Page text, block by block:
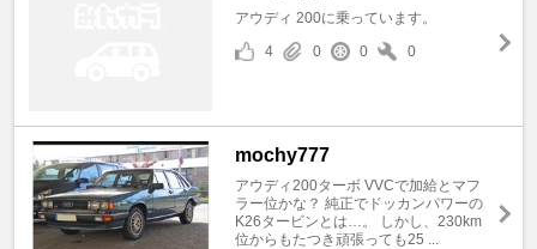
アウディ 200に乗っています。
4
0 0 0
mochy777
アウディ200ターボ VVCで加給とマフ
ラー位かな？ 純正でドッカンパワーの
K26タービンとは…。 しかし、230km
位からもたつき頑張っても25 ...